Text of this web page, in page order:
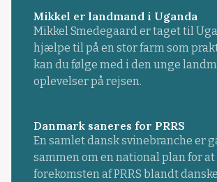
Mikkel er landmand i Uganda
Mikkel Smedegaard er taget til
hjælpe til på en stor farm som
kan du følge med i den unge
oplevelser på rejsen.
Danmark saneres for PRRS
En samlet dansk svinebranche er
sammen om en national plan for
forekomsten af PRRS blandt